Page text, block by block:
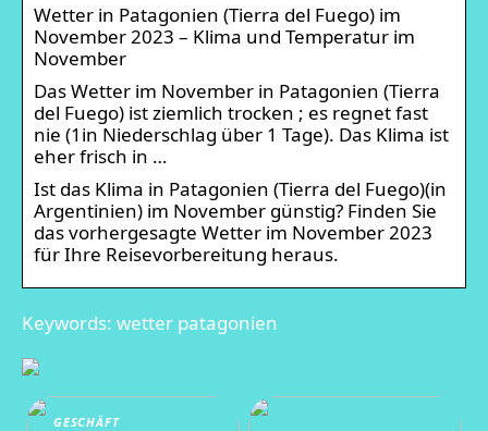
Wetter in Patagonien (Tierra del Fuego) im
November 2023 – Klima und Temperatur im
November
Das Wetter im November in Patagonien (Tierra
del Fuego) ist ziemlich trocken ; es regnet fast
nie (1in Niederschlag über 1 Tage). Das Klima ist
eher frisch in …
Ist das Klima in Patagonien (Tierra del Fuego)(in
Argentinien) im November günstig? Finden Sie
das vorhergesagte Wetter im November 2023
für Ihre Reisevorbereitung heraus.
Keywords: wetter patagonien
GESCHÄFT